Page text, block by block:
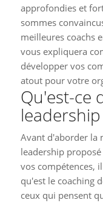
approfondies et
sommes
meilleures coachs
vous expliquera
développer vos
atout pour votre
Qu'est-ce
leadership
Avant d'aborder la
leadership
vos compétences,
qu'est le coaching
ceux qui pensent